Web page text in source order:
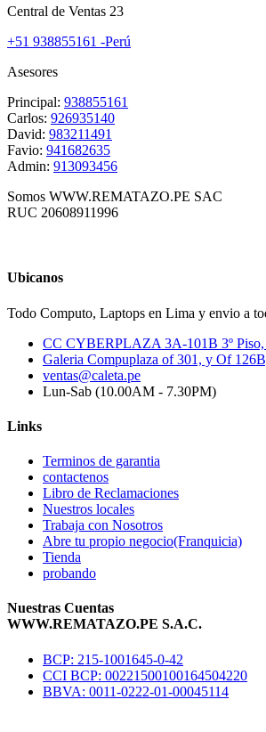
Central de Ventas 23
+51 938855161 -Perú
Asesores
Principal: 938855161
Carlos: 926935140
David: 983211491
Favio: 941682635
Admin: 913093456
Somos WWW.REMATAZO.PE SAC
RUC 20608911996
Ubicanos
Todo Computo, Laptops en Lima y envio a
CC CYBERPLAZA 3A-101B 3º Piso,
Galeria Compuplaza of 301, y Of
ventas@caleta.pe
Lun-Sab (10.00AM - 7.30PM)
Links
Terminos de garantia
contactenos
Libro de Reclamaciones
Nuestros locales
Trabaja con Nosotros
Abre tu propio negocio(Franquicia)
Tienda
probando
Nuestras Cuentas
WWW.REMATAZO.PE S.A.C.
BCP: 215-1001645-0-42
CCI BCP: 00221500100164504220
BBVA: 0011-0222-01-00045114